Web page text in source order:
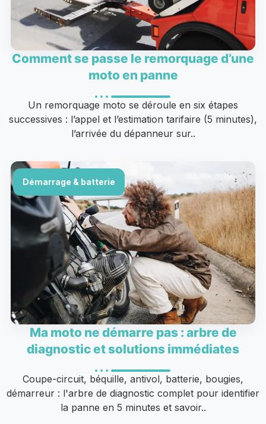
Comment se passe le remorquage d’une
moto en panne
Un remorquage moto se déroule en six étapes
successives : l’appel et l’estimation tarifaire (5 minutes),
l’arrivée du dépanneur sur..
Démarrage & batterie
Ma moto ne démarre pas : arbre de
diagnostic et solutions immédiates
Coupe-circuit, béquille, antivol, batterie, bougies,
démarreur : l'arbre de diagnostic complet pour identifier
la panne en 5 minutes et savoir..